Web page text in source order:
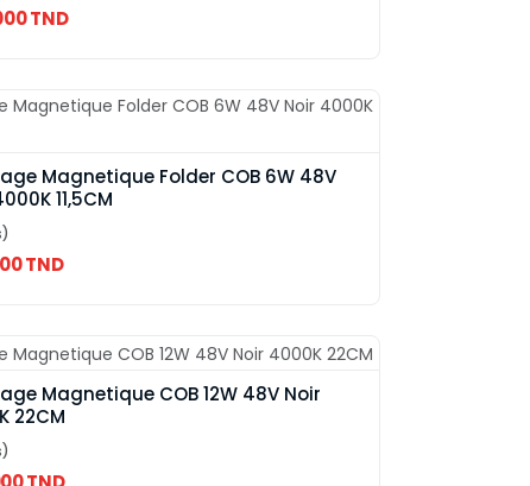
TND
Magnetique Folder COB 6W 48V
11,5CM
TND
Magnetique COB 12W 48V Noir
22CM